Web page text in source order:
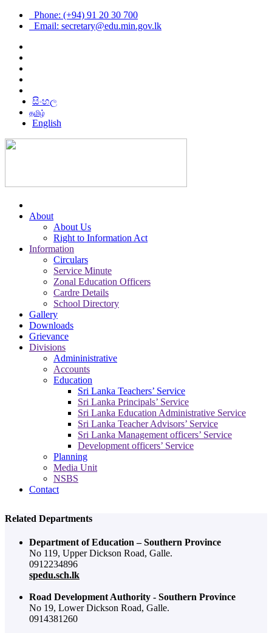
Phone: (+94) 91 20 30 700
Email: secretary@edu.min.gov.lk
සිංහල
தமிழ்
English
About
About Us
Right to Information Act
Information
Circulars
Service Minute
Zonal Education Officers
Cardre Details
School Directory
Gallery
Downloads
Grievance
Divisions
Admininistrative
Accounts
Education
Sri Lanka Teachers’ Service
Sri Lanka Principals’ Service
Sri Lanka Education Administrative Service
Sri Lanka Teacher Advisors’ Service
Sri Lanka Management officers’ Service
Development officers’ Service
Planning
Media Unit
NSBS
Contact
Related Departments
Department of Education – Southern Province
No 119, Upper Dickson Road, Galle.
0912234896
spedu.sch.lk
Road Development Authority - Southern Province
No 19, Lower Dickson Road, Galle.
0914381260